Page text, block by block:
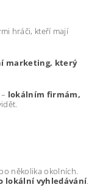
hráči, kteří mají
marketing, který
lokálním firmám,
několika okolních.
lokální vyhledávání.